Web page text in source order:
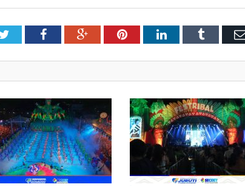
TwitterFacebookGoogle+PinterestLinkedInTumblr